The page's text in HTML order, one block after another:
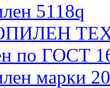
5118q
по ГОСТ
марки